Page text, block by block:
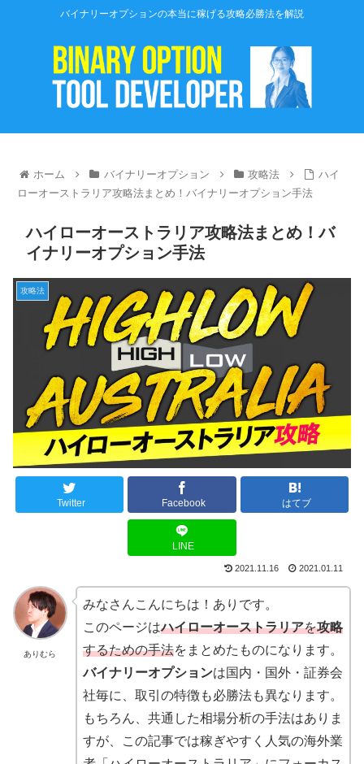
バイナリーオプションの本当に稼げる攻略必勝法を解説
ホーム バイナリーオプション 攻略法
ハイ
ローオーストラリア攻略法まとめ！バイナリーオプション手法
ハイローオーストラリア攻略法まとめ！バ
イナリーオプション手法
攻略法
Twitter Facebook はてブ
LINE
2021.11.16 2021.01.11
ありむら
みなさんこんにちは！ありです。
このページはハイローオーストラリアを攻略
するための手法をまとめたものになります。
バイナリーオプションは国内・国外・証券会
社毎に、取引の特徴も必勝法も異なります。
もちろん、共通した相場分析の手法はありま
すが、この記事では稼ぎやすく人気の海外業